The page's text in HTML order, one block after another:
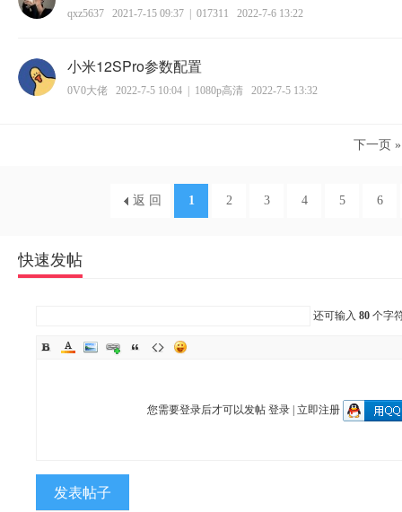
qxz5637 2021-7-15 09:37 017311 2022-7-6 13:22
小米12SPro参数配置
0V0大佬 2022-7-5 10:04 1080p高清 2022-7-5 13:32
下一页 »
1 2 3 4 5 6
返 回
快速发帖
还可输入 80 个字
您需要登录后才可以发帖 登录 立即注册
发表帖子